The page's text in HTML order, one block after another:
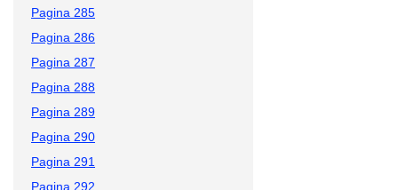
Pagina 285
Pagina 286
Pagina 287
Pagina 288
Pagina 289
Pagina 290
Pagina 291
Pagina 292